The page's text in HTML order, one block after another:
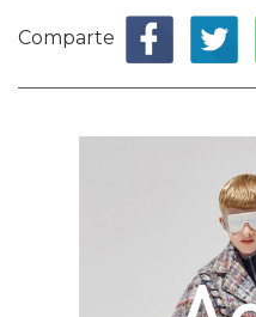
Comparte